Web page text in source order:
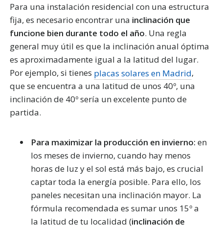
Para una instalación residencial con una estructura
fija, es necesario encontrar una inclinación que
funcione bien durante todo el año. Una regla
general muy útil es que la inclinación anual óptima
es aproximadamente igual a la latitud del lugar.
Por ejemplo, si tienes placas solares en Madrid,
que se encuentra a una latitud de unos 40º, una
inclinación de 40º sería un excelente punto de
partida.
Para maximizar la producción en invierno: en
los meses de invierno, cuando hay menos
horas de luz y el sol está más bajo, es crucial
captar toda la energía posible. Para ello, los
paneles necesitan una inclinación mayor. La
fórmula recomendada es sumar unos 15º a
la latitud de tu localidad (inclinación de